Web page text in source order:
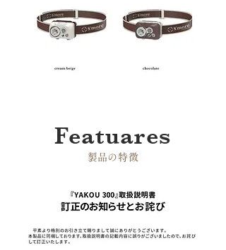
Featuares
​製品の特徴